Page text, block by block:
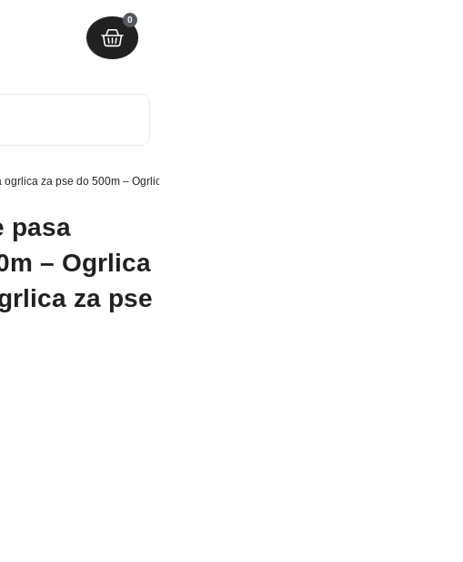
0
za pse do 500m – Ogrlica za dresiranje pasa ogrlica za pse do 500m
pasa
– Ogrlica
za pse